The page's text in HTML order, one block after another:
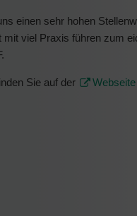
einen sehr hohen
viel Praxis führen zum
Sie auf der